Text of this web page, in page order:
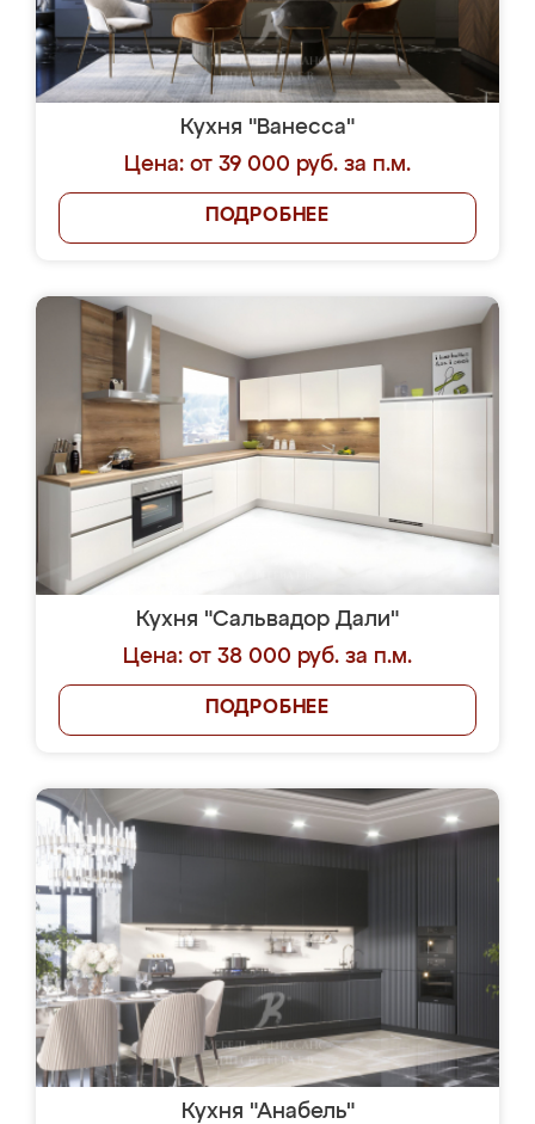
Кухня "Ванесса"
Цена: от 39 000 руб. за п.м.
ПОДРОБНЕЕ
Кухня "Сальвадор Дали"
Цена: от 38 000 руб. за п.м.
ПОДРОБНЕЕ
Кухня "Анабель"